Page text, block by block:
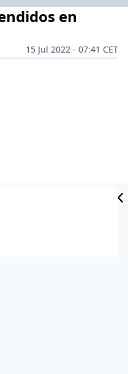
en
15 Jul 2022 - 07:41 CET